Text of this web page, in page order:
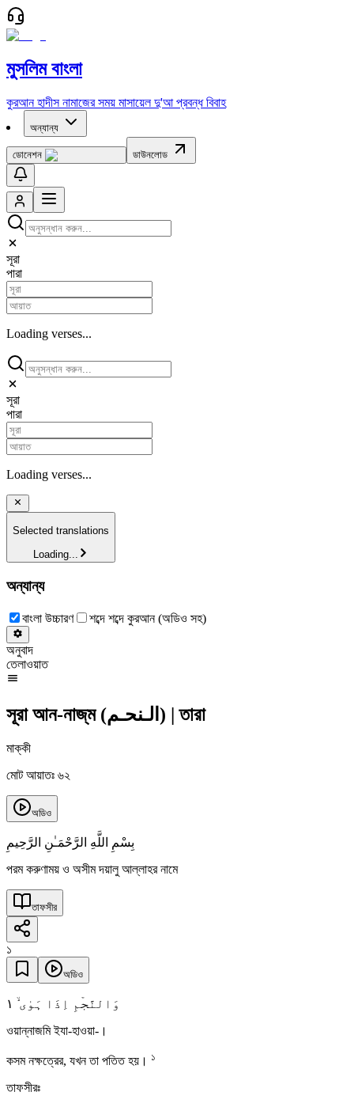
মুসলিম বাংলা
কুরআন হাদীস নামাজের সময় মাসায়েল দু'আ প্রবন্ধ বিবাহ
অন্যান্য
ডোনেশন ডাউনলোড
সূরা
পারা
Loading verses...
সূরা
পারা
Loading verses...
Selected translations
Loading...
অন্যান্য
বাংলা উচ্চারণ শব্দে শব্দে কুরআন (অডিও সহ)
অনুবাদ
তেলাওয়াত
সূরা আন-নাজ্‌ম (الـنحـم ) |তারা
মাক্কী
মোট আয়াতঃ ৬২
অডিও
بِسْمِ اللَّهِ الرَّحْمَـٰنِ الرَّحِيمِ
পরম করুণাময় ও অসীম দয়ালু আল্লাহর নামে
তাফসীর
১
অডিও
وَالنَّجۡمِ اِذَا ہَوٰی ۙ ١
ওয়ান্নাজমি ইযা-হাওয়া-।
কসম নক্ষত্রের, যখন তা পতিত হয়। ১
তাফসীরঃ